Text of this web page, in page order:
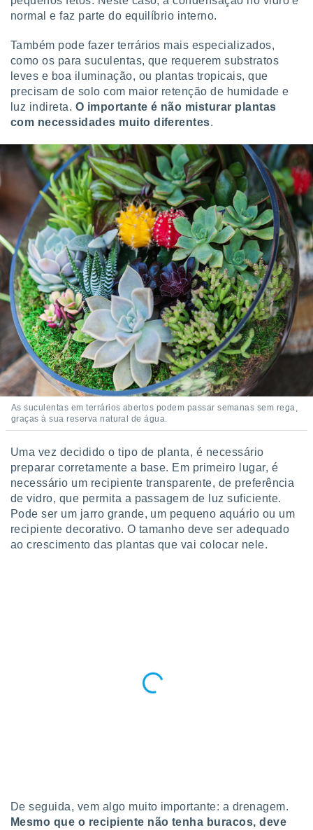
através
estudos
de
1199
normal e faz parte do equilíbrio interno.
Também pode fazer terrários mais especializados,
como os para suculentas, que requerem substratos
leves e boa iluminação, ou plantas tropicais, que
precisam de solo com maior retenção de humidade e
luz indireta. O importante é não misturar plantas
com necessidades muito diferentes.
As suculentas em terrários abertos podem passar semanas sem rega,
graças à sua reserva natural de água.
Uma vez decidido o tipo de planta, é necessário
preparar corretamente a base. Em primeiro lugar, é
necessário um recipiente transparente, de preferência
de vidro, que permita a passagem de luz suficiente.
Pode ser um jarro grande, um pequeno aquário ou um
recipiente decorativo. O tamanho deve ser adequado
ao crescimento das plantas que vai colocar nele.
De seguida, vem algo muito importante: a drenagem.
Mesmo que o recipiente não tenha buracos, deve